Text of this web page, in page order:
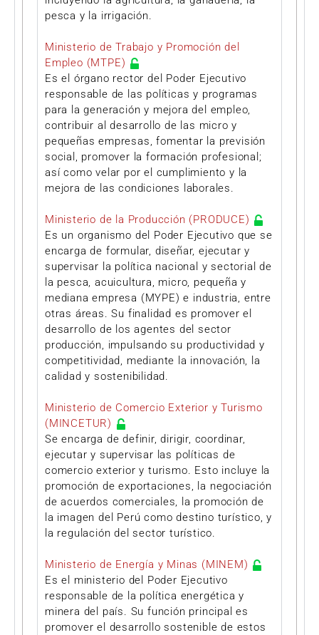
pesca y la irrigación.
Ministerio de Trabajo y Promoción del
Empleo (MTPE)
Es el órgano rector del Poder Ejecutivo
responsable de las políticas y programas
para la generación y mejora del empleo,
contribuir al desarrollo de las micro y
pequeñas empresas, fomentar la previsión
social, promover la formación profesional;
así como velar por el cumplimiento y la
mejora de las condiciones laborales.
Ministerio de la Producción (PRODUCE)
Es un organismo del Poder Ejecutivo que se
encarga de formular, diseñar, ejecutar y
supervisar la política nacional y sectorial de
la pesca, acuicultura, micro, pequeña y
mediana empresa (MYPE) e industria, entre
otras áreas. Su finalidad es promover el
desarrollo de los agentes del sector
producción, impulsando su productividad y
competitividad, mediante la innovación, la
calidad y sostenibilidad.
Ministerio de Comercio Exterior y Turismo
(MINCETUR)
Se encarga de definir, dirigir, coordinar,
ejecutar y supervisar las políticas de
comercio exterior y turismo. Esto incluye la
promoción de exportaciones, la negociación
de acuerdos comerciales, la promoción de
la imagen del Perú como destino turístico, y
la regulación del sector turístico.
Ministerio de Energía y Minas (MINEM)
Es el ministerio del Poder Ejecutivo
responsable de la política energética y
minera del país. Su función principal es
promover el desarrollo sostenible de estos